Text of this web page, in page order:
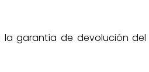
la garantía de devolución